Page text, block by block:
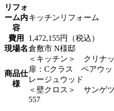
リフォ
ーム内
容
キッチンリフォーム
費用 1,472,155円（税込）
現場名倉敷市 N様邸
商品仕
様
＜キッチン＞ クリナ
扉：Cクラス ペアウ
レージュウッド
＜壁クロス＞ サンゲ
557